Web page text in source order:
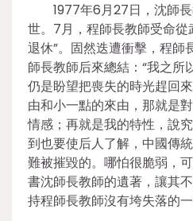
1977年6月27日，沈師
世。7月，程師長教師受命從
退休”。固然迭遭衝擊，程師
師長教師后來總結：“我之所
仍是盼望把喪失的時光趕回
由和小一點的來由，那就是
情感；再就是我的特性，說
到也要使后人了解，中國傳
難被摧毀的。哪怕很脆弱，
書沈師長教師的遺著，讓其
持程師長教師沒有垮失落的一